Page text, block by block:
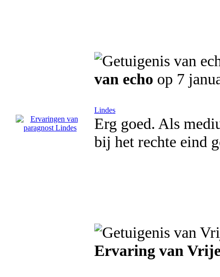
van echo op 7
Lindes
Erg goed. Als
bij het rechte eind
Ervaring van